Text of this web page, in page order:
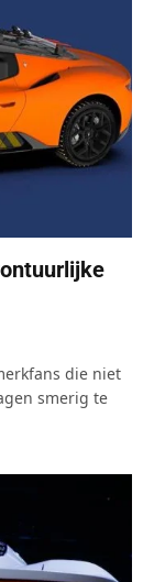
die niet
smerig te